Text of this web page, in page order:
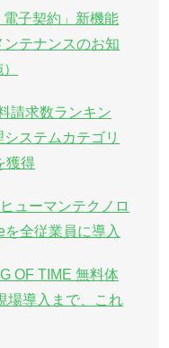
電子契約」新機能
ンテナンスのお知
請求数ランキン
ステムカテゴリ
獲得
ューマンテクノロ
全従業員に導入
OF TIME 無料体
場導入まで、これ